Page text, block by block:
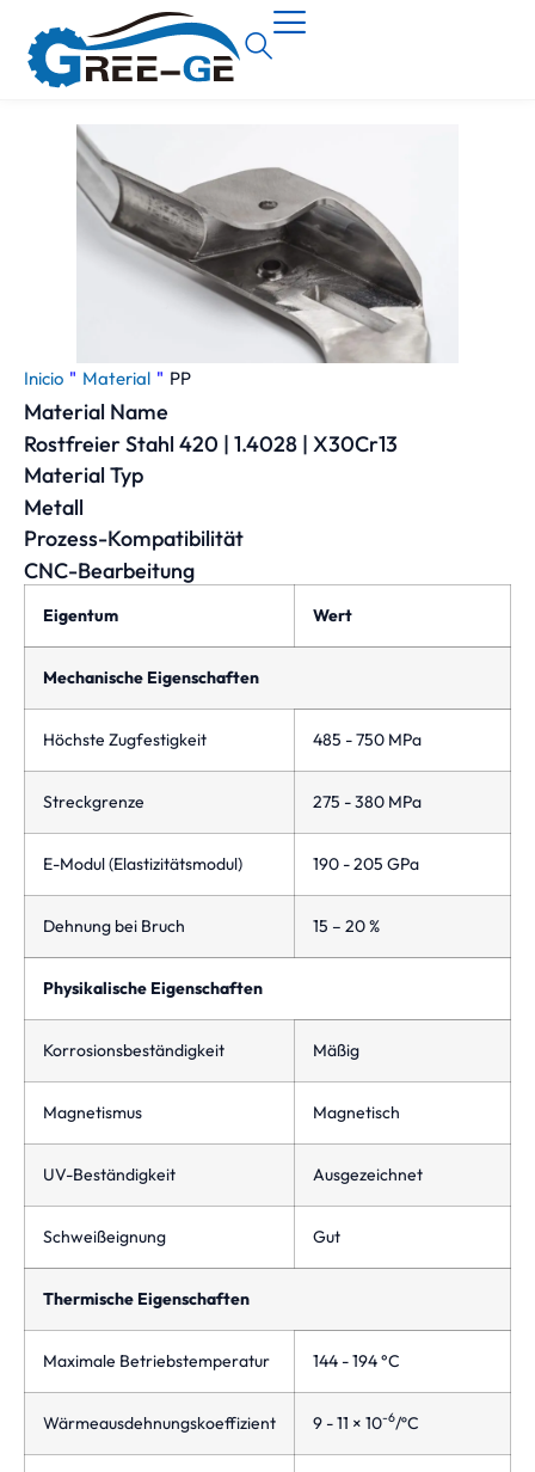
Inicio " Material " PP
Material Name
Rostfreier Stahl 420 | 1.4028 | X30Cr13
Material Typ
Metall
Prozess-Kompatibilität
CNC-Bearbeitung
Eigentum Wert
Mechanische Eigenschaften
Höchste Zugfestigkeit 485 - 750 MPa
Streckgrenze 275 - 380 MPa
E-Modul (Elastizitätsmodul) 190 - 205 GPa
Dehnung bei Bruch 15 – 20 %
Physikalische Eigenschaften
Korrosionsbeständigkeit Mäßig
Magnetismus Magnetisch
UV-Beständigkeit Ausgezeichnet
Schweißeignung Gut
Thermische Eigenschaften
Maximale Betriebstemperatur 144 - 194 °C
Wärmeausdehnungskoeffizient 9 - 11 × 10-6/ºC